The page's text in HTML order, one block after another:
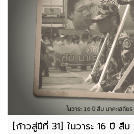
[ก้าวสู่ปีที่ 31] ในวาระ 16 ปี สื